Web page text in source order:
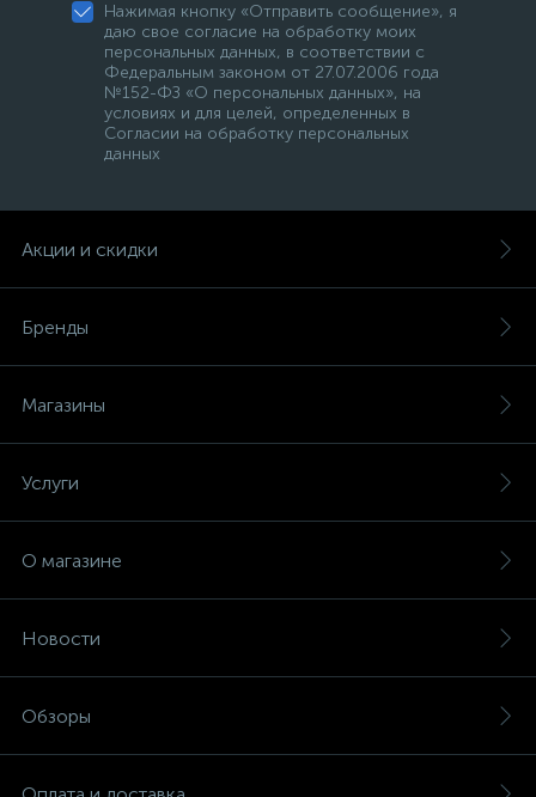
Нажимая кнопку «Отправить сообщение», я
даю свое согласие на обработку моих
персональных данных, в соответствии с
Федеральным законом от 27.07.2006 года
№152-ФЗ «О персональных данных», на
условиях и для целей, определенных в
Согласии на обработку персональных
данных
Акции и скидки
Бренды
Магазины
Услуги
О магазине
Новости
Обзоры